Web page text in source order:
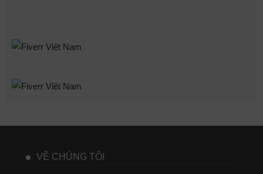
VỀ CHÚNG TÔI